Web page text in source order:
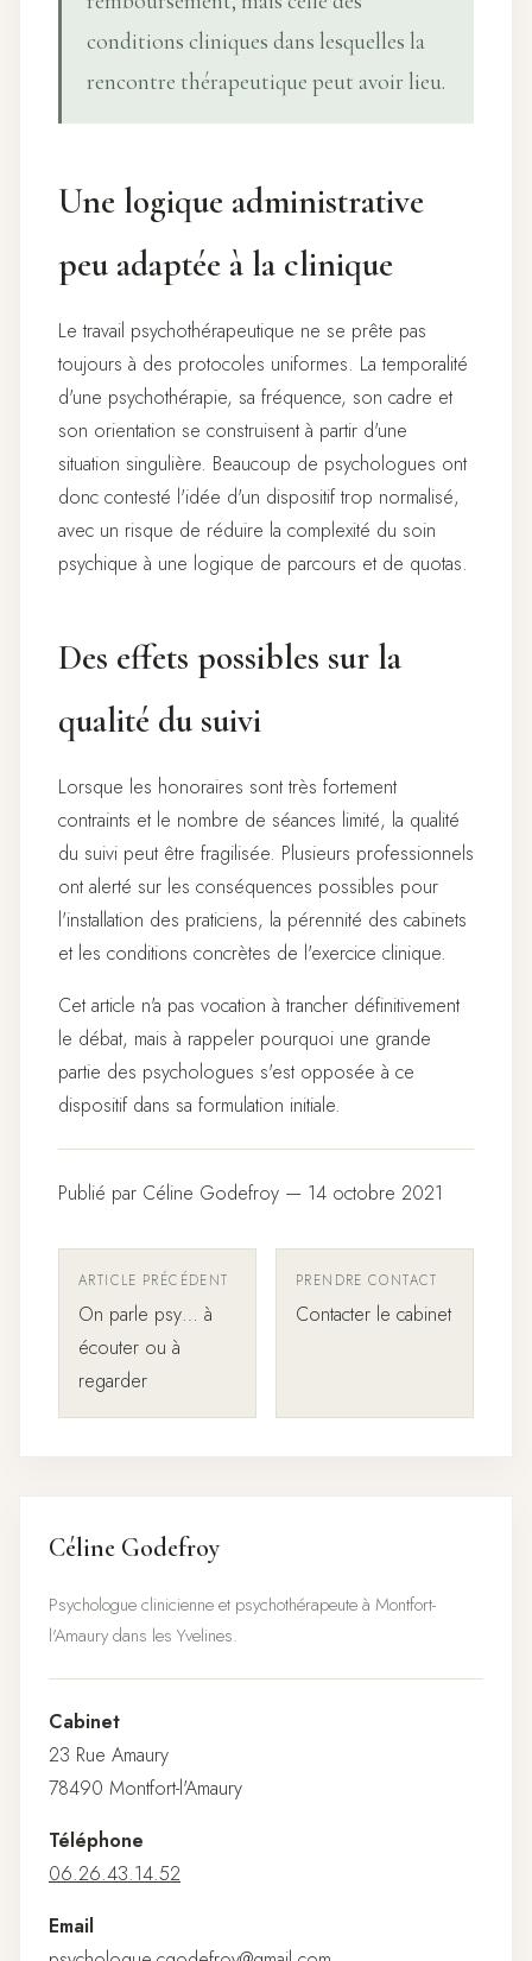
conditions cliniques dans lesquelles la
rencontre thérapeutique peut avoir lieu.
Une logique administrative
peu adaptée à la clinique
Le travail psychothérapeutique ne se prête pas
toujours à des protocoles uniformes. La temporalité
d'une psychothérapie, sa fréquence, son cadre et
son orientation se construisent à partir d'une
situation singulière. Beaucoup de psychologues ont
donc contesté l'idée d'un dispositif trop normalisé,
avec un risque de réduire la complexité du soin
psychique à une logique de parcours et de quotas.
Des effets possibles sur la
qualité du suivi
Lorsque les honoraires sont très fortement
contraints et le nombre de séances limité, la qualité
du suivi peut être fragilisée. Plusieurs professionnels
ont alerté sur les conséquences possibles pour
l'installation des praticiens, la pérennité des cabinets
et les conditions concrètes de l'exercice clinique.
Cet article n'a pas vocation à trancher définitivement
le débat, mais à rappeler pourquoi une grande
partie des psychologues s'est opposée à ce
dispositif dans sa formulation initiale.
Publié par Céline Godefroy — 14 octobre 2021
ARTICLE PRÉCÉDENT
On parle psy… à
écouter ou à
regarder
PRENDRE CONTACT
Contacter le cabinet
Céline Godefroy
Psychologue clinicienne et psychothérapeute à Montfort-
l'Amaury dans les Yvelines.
Cabinet
23 Rue Amaury
78490 Montfort-l'Amaury
Téléphone
06.26.43.14.52
Email